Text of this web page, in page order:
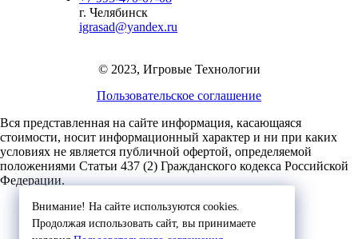
Внимание! На сайте используются cookies.
Продолжая использовать сайт, вы принимаете
г. Челябинск
igrasad@yandex.ru
© 2023, Игровые Технологии
Пользовательское соглашение
Вся представленная на сайте информация, касающаяся
стоимости, носит информационный характер и ни при каких
условиях не является публичной офертой, определяемой
положениями Статьи 437 (2) Гражданского кодекса Российской
Федерации.